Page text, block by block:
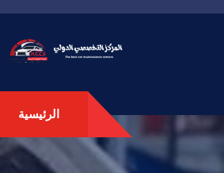
الرئيسية